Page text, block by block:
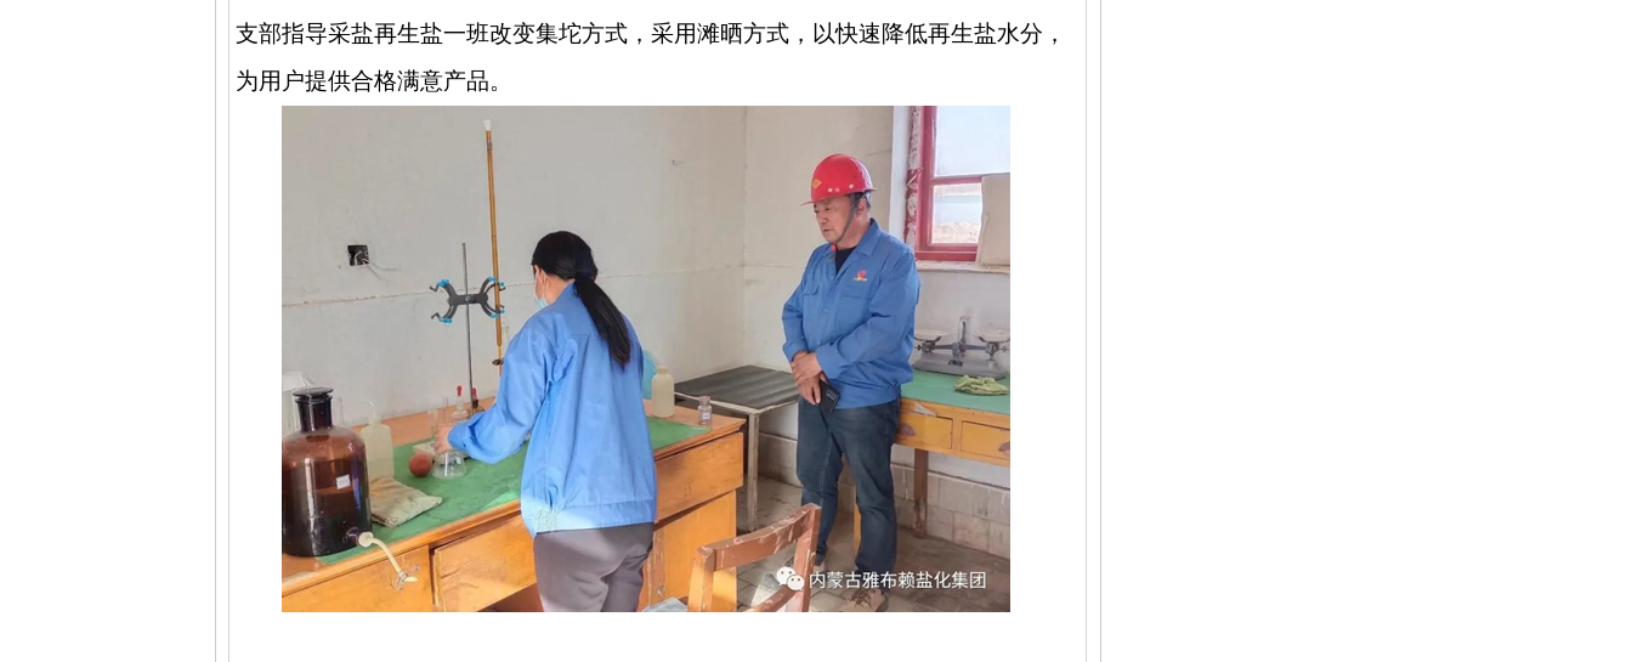
支部指导采盐再生盐一班改变集坨方式，采用滩晒方式，以快速降低再生盐水分，
为用户提供合格满意产品。